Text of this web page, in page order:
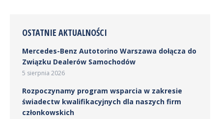
OSTATNIE AKTUALNOŚCI
Mercedes-Benz Autotorino Warszawa dołącza do
Związku Dealerów Samochodów
5 sierpnia 2026
Rozpoczynamy program wsparcia w zakresie
świadectw kwalifikacyjnych dla naszych firm
członkowskich